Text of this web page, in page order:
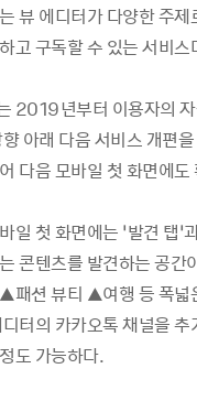
뷰 에디터가 다양한 주
고 구독할 수 있는 서비스
2019년부터 이용자의
아래 다음 서비스 개편
다음 모바일 첫 화면에
일 첫 화면에는 ‘발견 탭
콘텐츠를 발견하는 공
션 뷰티 ▲여행 등 폭넓
터의 카카오톡 채널을
도 가능하다.